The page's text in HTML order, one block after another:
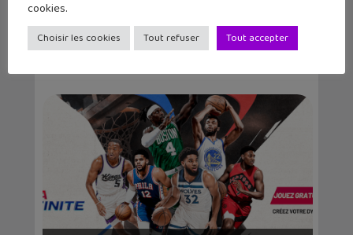
Squad Busters, le nouveau jeu mobile
de l’éd...
cookies.
Choisir les cookies Tout refuser Tout accepter